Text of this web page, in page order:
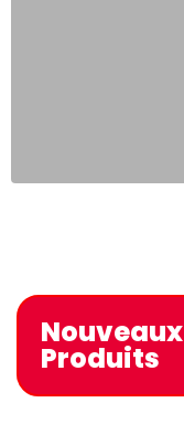
Nouveaux
Produits